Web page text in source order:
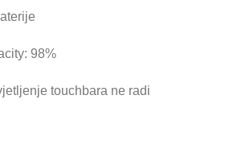
98%
touchbara ne radi